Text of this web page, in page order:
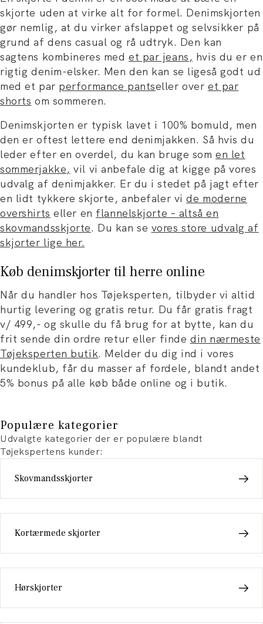
skjorte uden at virke alt for formel. Denimskjorten
gør nemlig, at du virker afslappet og selvsikker på
grund af dens casual og rå udtryk. Den kan
sagtens kombineres med et par jeans, hvis du er en
rigtig denim-elsker. Men den kan se ligeså godt ud
med et par performance pantseller over et par
shorts om sommeren.
Denimskjorten er typisk lavet i 100% bomuld, men
den er oftest lettere end denimjakken. Så hvis du
leder efter en overdel, du kan bruge somen let
sommerjakke, vil vi anbefale dig at kigge på vores
udvalg af denimjakker. Er du i stedet på jagt efter
en lidt tykkere skjorte, anbefaler vide moderne
overshirts eller en flannelskjorte – altså en
skovmandsskjorte. Du kan se vores store udvalg af
skjorter lige her.
Køb denimskjorter til herre online
Når du handler hos Tøjeksperten, tilbyder vi altid
hurtig levering og gratis retur. Du får gratis fragt
v/ 499,- og skulle du få brug for at bytte, kan du
frit sende din ordre retur eller finde din nærmeste
Tøjeksperten butik. Melder du dig ind i vores
kundeklub, får du masser af fordele, blandt andet
5% bonus på alle køb både online og i butik.
Populære kategorier
Udvalgte kategorier der er populære blandt
Tøjekspertens kunder:
Skovmandsskjorter
Kortærmede skjorter
Hørskjorter